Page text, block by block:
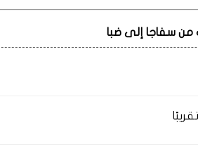
من سفاجا إلى ضبا